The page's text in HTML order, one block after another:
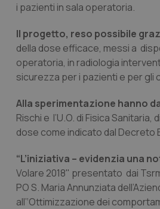
i pazienti in sala operatoria.
Il progetto, reso possibile
della dose efficace, messi a
operatoria, in radiologia
sicurezza per i pazienti e per gli
Alla sperimentazione hanno
Rischi e l’U.O. di Fisica
dose come indicato dal Decreto
“L’iniziativa – evidenzia una
Volare 2018" presentato dai
PO S. Maria Annunziata
all’‘Ottimizzazione dei